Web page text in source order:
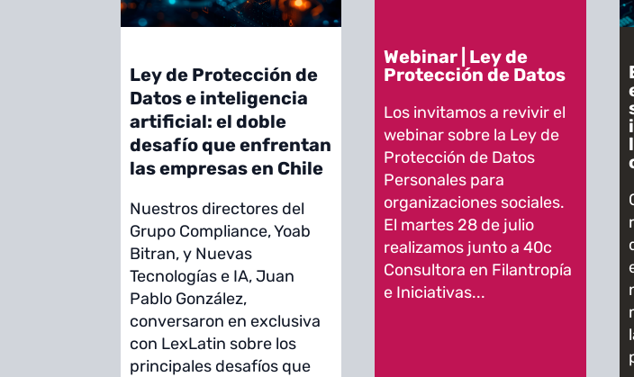
Ley de Protección de
Datos e inteligencia
artificial: el doble
desafío que enfrentan
las empresas en Chile
Nuestros directores del
Grupo Compliance, Yoab
Bitran, y Nuevas
Tecnologías e IA, Juan
Pablo González,
conversaron en exclusiva
con LexLatin sobre los
principales desafíos que
Webinar | Ley de
Protección de Datos
Los invitamos a revivir el
webinar sobre la Ley de
Protección de Datos
Personales para
organizaciones sociales.
El martes 28 de julio
realizamos junto a 40c
Consultora en Filantropía
e Iniciativas...